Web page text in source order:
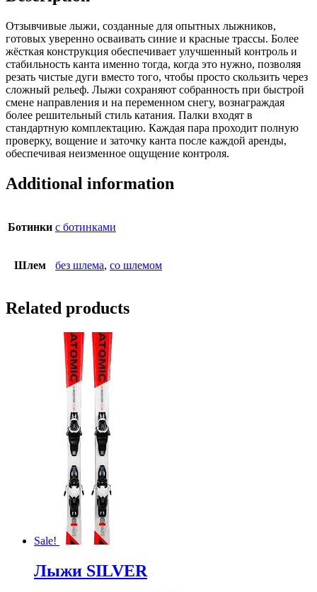
Отзывчивые лыжи, созданные для опытных лыжников,
готовых уверенно осваивать синие и красные трассы. Более
жёсткая конструкция обеспечивает улучшенный контроль и
стабильность канта именно тогда, когда это нужно, позволяя
резать чистые дуги вместо того, чтобы просто скользить через
сложный рельеф. Лыжи сохраняют собранность при быстрой
смене направления и на переменном снегу, вознаграждая
более решительный стиль катания. Палки входят в
стандартную комплектацию. Каждая пара проходит полную
проверку, вощение и заточку канта после каждой аренды,
обеспечивая неизменное ощущение контроля.
Additional information
Ботинки с ботинками
Шлем без шлема, со шлемом
Related products
Sale!
Лыжи SILVER